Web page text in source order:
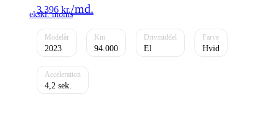
3.396 kr.
2023 94.000 El Hvid
4,2